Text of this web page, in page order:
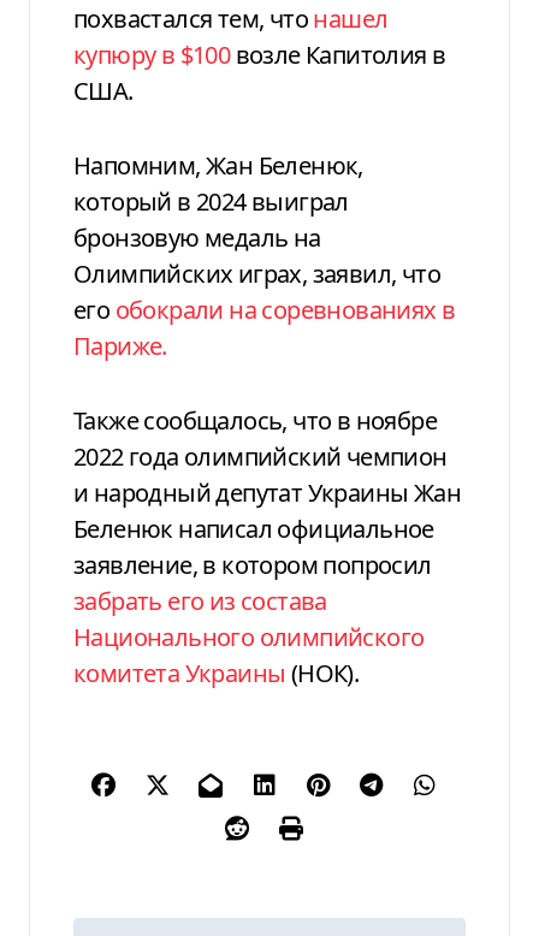
похвастался тем, чтонашел
купюру в $100возле Капитолия в
США.
Напомним, Жан Беленюк,
который в 2024 выиграл
бронзовую медаль на
Олимпийских играх, заявил, что
его обокрали на соревнованиях в
Париже.
Также сообщалось, что в ноябре
2022 года олимпийский чемпион
и народный депутат Украины Жан
Беленюк написал официальное
заявление, в котором попросил
забрать его из состава
Национального олимпийского
комитета Украины (НОК).